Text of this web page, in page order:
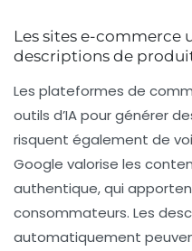
Les sites e-commerce
descriptions de
Les plateformes de
outils d’IA pour générer
risquent également de
Google valorise les
authentique, qui
consommateurs. Les
automatiquement